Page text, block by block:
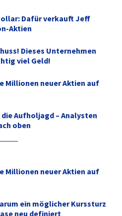
Dafür verkauft Jeff
Aktien
Dieses Unternehmen
viel Geld!
Millionen neuer Aktien auf
Aufholjagd – Analysten
oben
Millionen neuer Aktien auf
ein möglicher Kurssturz
neu definiert